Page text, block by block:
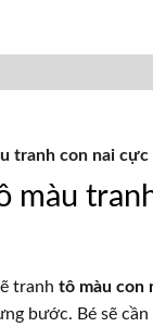
tranh con nai
màu
tranh tô màu con
bước. Bé sẽ